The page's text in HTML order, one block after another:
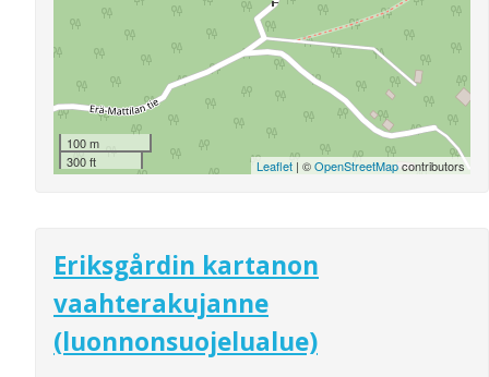
100 m
300 ft
Leaflet | ©OpenStreetMapcontributors
Eriksgårdin kartanon
vaahterakujanne
(luonnonsuojelualue)